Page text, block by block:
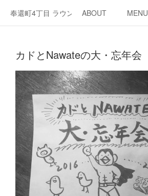
奉還町4丁目 ラウンジ・カド
ABOUT MENU
カドとNawateの大・忘年会